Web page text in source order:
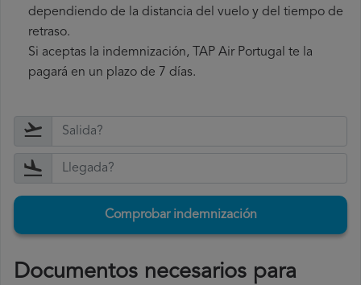
dependiendo de la distancia del vuelo y del tiempo de
retraso.
Si aceptas la indemnización, TAP Air Portugal te la
pagará en un plazo de 7 días.
Comprobar indemnización
Documentos necesarios para